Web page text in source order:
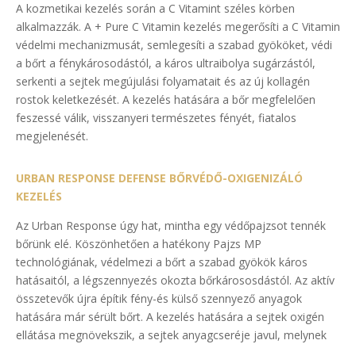
A kozmetikai kezelés során a C Vitamint széles körben
alkalmazzák. A + Pure C Vitamin kezelés megerősíti a C Vitamin
védelmi mechanizmusát, semlegesíti a szabad gyököket, védi
a bőrt a fénykárosodástól, a káros ultraibolya sugárzástól,
serkenti a sejtek megújulási folyamatait és az új kollagén
rostok keletkezését. A kezelés hatására a bőr megfelelően
feszessé válik, visszanyeri természetes fényét, fiatalos
megjelenését.
URBAN RESPONSE DEFENSE BŐRVÉDŐ-OXIGENIZÁLÓ
KEZELÉS
Az Urban Response úgy hat, mintha egy védőpajzsot tennék
bőrünk elé. Köszönhetően a hatékony Pajzs MP
technológiának, védelmezi a bőrt a szabad gyökök káros
hatásaitól, a légszennyezés okozta bőrkárososdástól. Az aktív
összetevők újra építik fény-és külső szennyező anyagok
hatására már sérült bőrt. A kezelés hatására a sejtek oxigén
ellátása megnövekszik, a sejtek anyagcseréje javul, melynek